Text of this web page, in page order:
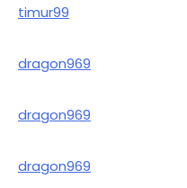
timur99
dragon969
dragon969
dragon969